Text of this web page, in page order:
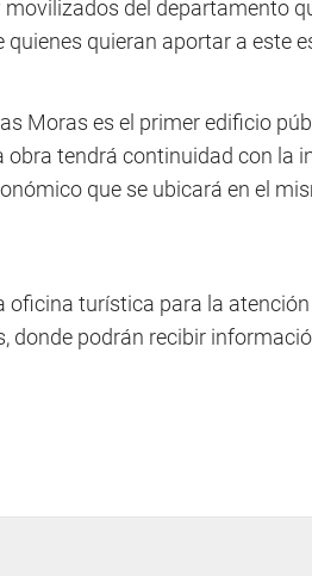
del departamento
quieran aportar a este
Moras es el primer edificio
obra tendrá continuidad con la
que se ubicará en el
turística para la atención
donde podrán recibir